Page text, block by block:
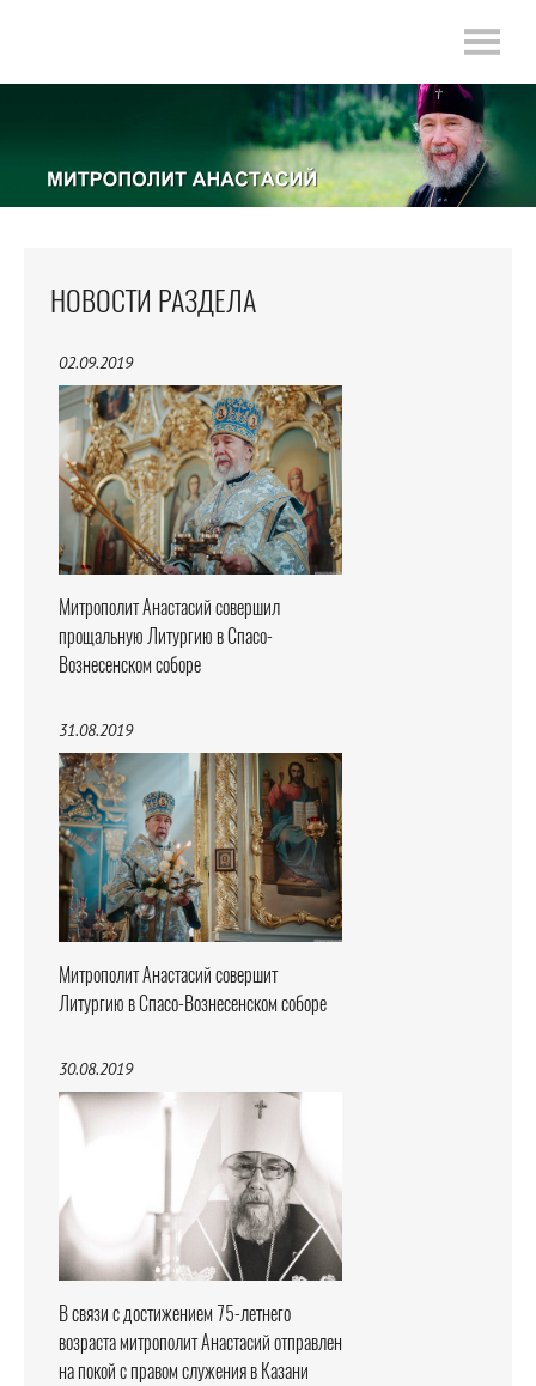
НОВОСТИ РАЗДЕЛА
02.09.2019
Митрополит Анастасий совершил
прощальную Литургию в Спасо-
Вознесенском соборе
31.08.2019
Митрополит Анастасий совершит
Литургию в Спасо-Вознесенском соборе
30.08.2019
В связи с достижением 75-летнего
возраста митрополит Анастасий отправлен
на покой с правом служения в Казани